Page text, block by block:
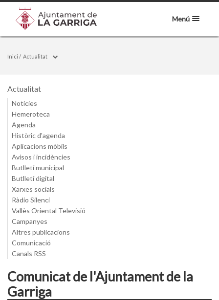
Menú
Inici / Actualitat
Actualitat
Notícies
Hemeroteca
Agenda
Històric d'agenda
Aplicacions mòbils
Avisos i incidències
Butlletí municipal
Butlletí digital
Xarxes socials
Ràdio Silenci
Vallès Oriental Televisió
Campanyes
Altres publicacions
Comunicació
Canals RSS
Comunicat de l'Ajuntament de la
Garriga